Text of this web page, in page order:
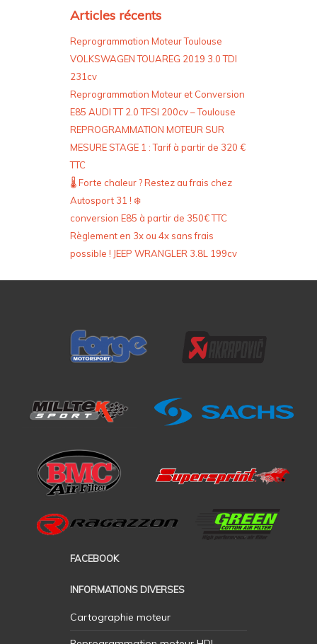
Articles récents
Reprogrammation Moteur Toulouse
VOLKSWAGEN TOUAREG 2019 3.0 TDI
231cv
Reprogrammation Moteur et Conversion
E85 AUDI TT 2.0 TFSI 200cv – Toulouse
REPROGRAMMATION MOTEUR SUR
MESURE STAGE 1 : Tarif à partir de 320 €
TTC
🌡️ Forte chaleur ? Restez au frais chez
Autosport 31 ! ❄️
conversion E85 à partir de 350€ TTC
Règlement en 3x ou 4x sans frais
possible ! JEEP WRANGLER 3.8L 199cv
FACEBOOK
INFORMATIONS DIVERSES
Cartographie moteur